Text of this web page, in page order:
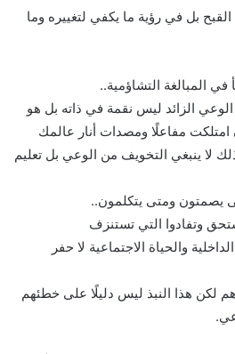
بل في رؤية ما يكفي لتغييره وما
المبالغة التشاؤمية..
الزائد ليس نقمة في ذاته بل هو
امتلكت مفاعلًا ومصدات أنار عالمك
لا ينبغي التخويف من الوعي بل تعليم
يصمتون ومتى يتكلمون..
وتفادوا التي تستنزف
والحياة الاجتماعية لا حفر
لكن هذا النبذ ليس دليلًا على خطئهم